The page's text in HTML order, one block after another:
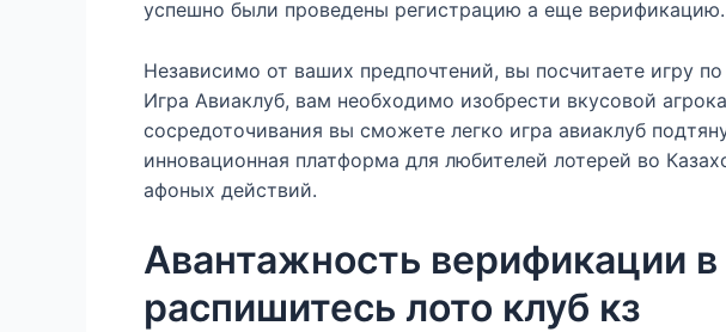
успешно были проведены регистрацию а еще верификацию.
Независимо от ваших предпочтений, вы посчитаете игру
Игра Авиаклуб, вам необходимо изобрести вкусовой
сосредоточивания вы сможете легко игра авиаклуб
инновационная платформа для любителей лотерей во
афоных действий.
Авантажность верификации
распишитесь лото клуб кз